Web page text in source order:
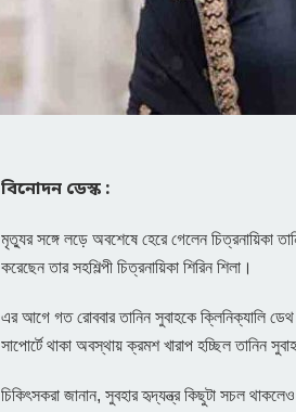
বিনোদন ডেস্ক :
মৃত্যুর সঙ্গে লড়ে অবশেষে হেরে গেলেন চিত্রনায়িকা
করেছেন তার সহশিল্পী চিত্রনায়িকা শিরিন শিলা।
এর আগে গত রোববার তানিন সুবাহকে ক্লিনিক্যালি
সাপোর্টে থাকা অবস্থায় ক্রমশ খারাপ হচ্ছিল তানিন
চিকিৎসকরা জানান, সুবহার হৃদ্যন্ত্র কিছুটা সচল